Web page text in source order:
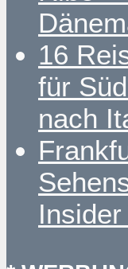
16
für
nach